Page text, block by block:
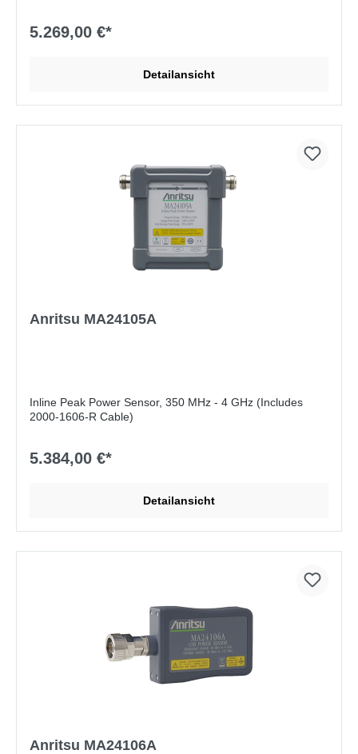
5.269,00 €*
Detailansicht
Anritsu MA24105A
Inline Peak Power Sensor, 350 MHz - 4 GHz (Includes
2000-1606-R Cable)
5.384,00 €*
Detailansicht
Anritsu MA24106A